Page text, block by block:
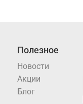
Полезное
Новости
Акции
Блог